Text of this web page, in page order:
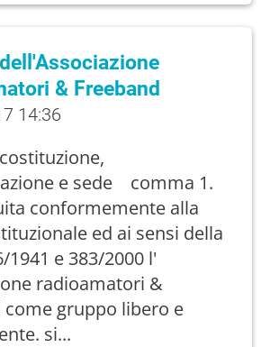
& Freeband
14:36
e sede comma 1.
conformemente alla
ed ai sensi della
1941 e 383/2000 l'
radioamatori &
gruppo libero e
si...